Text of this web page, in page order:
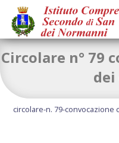
Circolare n° 79
circolare-n. 79-convocazione